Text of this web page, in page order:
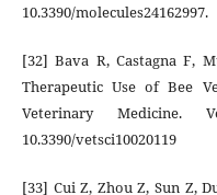
10.3390/molecules24162997.
[32] Bava R, Castagna F,
Therapeutic Use of Bee
Veterinary Medicine.
10.3390/vetsci10020119
[33] Cui Z, Zhou Z, Sun Z,